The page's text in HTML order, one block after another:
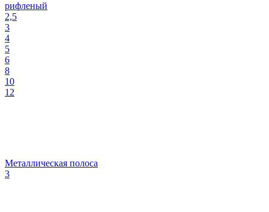
рифленый
2,5
3
4
5
6
8
10
12
Металлическая полоса
3